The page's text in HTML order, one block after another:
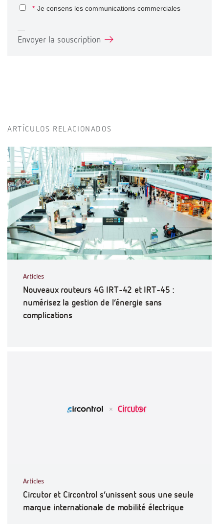
* Je consens les communications commerciales
Envoyer la souscription
ARTÍCULOS RELACIONADOS
Articles
Nouveaux routeurs 4G IRT-42 et IRT-45 :
numérisez la gestion de l’énergie sans
complications
Articles
Circutor et Circontrol s’unissent sous une seule
marque internationale de mobilité électrique